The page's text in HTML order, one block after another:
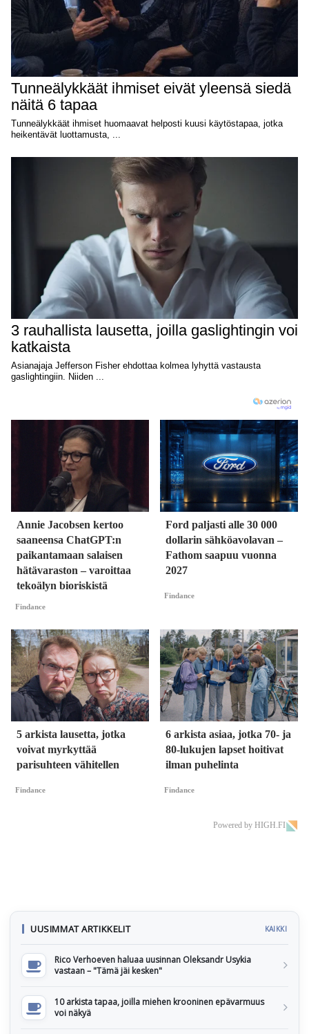
Annie Jacobsen kertoo
saaneensa ChatGPT:n
paikantamaan salaisen
hätävaraston – varoittaa
tekoälyn bioriskistä
Findance
Ford paljasti alle 30 000
dollarin sähköavolavan –
Fathom saapuu vuonna
2027
Findance
5 arkista lausetta, jotka
voivat myrkyttää
parisuhteen vähitellen
Findance
6 arkista asiaa, jotka 70- ja
80-lukujen lapset hoitivat
ilman puhelinta
Findance
Powered by HIGH.FI
UUSIMMAT ARTIKKELIT KAIKKI
Rico Verhoeven haluaa uusinnan Oleksandr Usykia
vastaan – "Tämä jäi kesken"
10 arkista tapaa, joilla miehen krooninen epävarmuus
voi näkyä